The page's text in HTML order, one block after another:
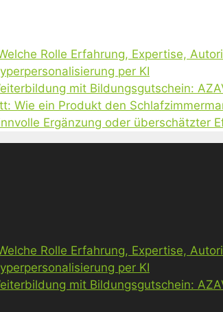
Rolle Erfahrung, Expertise,
per KI
mit Bildungsgutschein:
Wie ein Produkt den
Ergänzung oder überschätzter
Rolle Erfahrung, Expertise,
per KI
mit Bildungsgutschein: